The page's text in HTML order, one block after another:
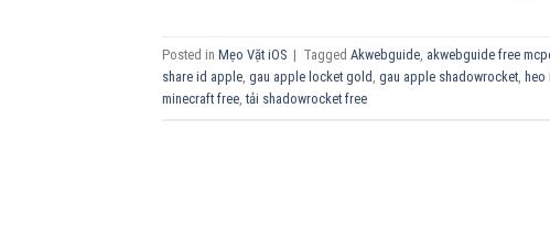
Posted in Mẹo Vặt iOS | Tagged Akwebguide, akwebguide free
share id apple, gau apple locket gold , gau apple shadowrocket, heo
minecraft free,tải shadowrocket free